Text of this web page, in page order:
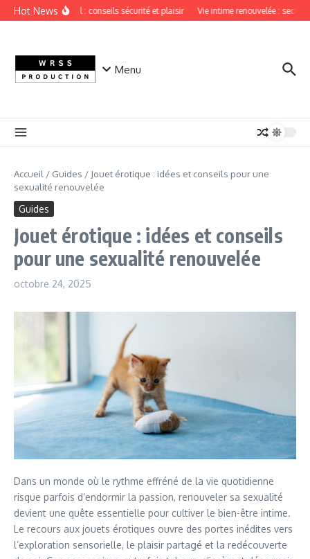
Aller au contenu
Hot News
Sextoy vaginal : conseils sécurité et plaisir Vie intime renouvelée : secrets
Menu
Accueil / Guides / Jouet érotique : idées et conseils pour une
sexualité renouvelée
Guides
Jouet érotique : idées et conseils
pour une sexualité renouvelée
octobre 24, 2025
Dans un monde où le rythme effréné de la vie quotidienne
risque parfois d’endormir la passion, renouveler sa sexualité
devient une quête essentielle pour cultiver le bien-être intime.
Le recours aux jouets érotiques ouvre des portes inédites vers
l’exploration sensorielle, le plaisir partagé et la redécouverte